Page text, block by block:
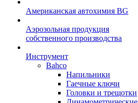
Американская автохимия BG
Аэрозольная продукция
собственного производства
Инструмент
Bahco
Напильники
Гаечные ключи
Головки и трещотки